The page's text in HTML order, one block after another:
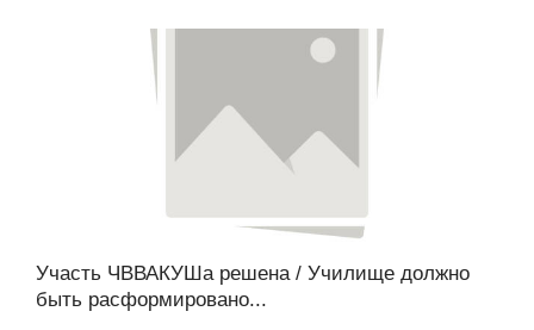
Участь ЧВВАКУШа решена / Училище должно
быть расформировано...